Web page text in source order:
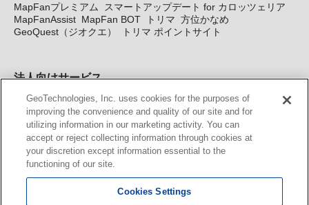
MapFanプレミアム
スマートアップデート for カロッツェリア
MapFanAssist MapFan BOT トリマ 方位かなめ
GeoQuest（ジオクエ）
トリマ ポイントサイト
法人向けサービス
法人向け地図・位置情報サービス WEBサイト・システム向け地
図API Windows PC向け地図開発キット MapFan DB 住所確認
サービス
MAP WORLD+ トリマ広告 Geo-Research
カーナビ地図更新サービス
MapFan スマートメンバーズ
GeoTechnologies, Inc. uses cookies for the purposes of
improving the convenience and quality of our site and for
utilizing information in our marketing activity. You can
accept or reject collecting information through cookies at
your discretion except information essential to the
functioning of our site.
Cookies Settings